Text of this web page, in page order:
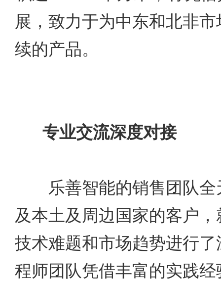
展，致力于为中东和北非
续的产品。
专业交流深度对接
乐善智能的销售团队全
及本土及周边国家的客户
技术难题和市场趋势进行
程师团队凭借丰富的实践